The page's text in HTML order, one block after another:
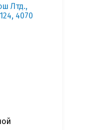
Лтд.,
4070